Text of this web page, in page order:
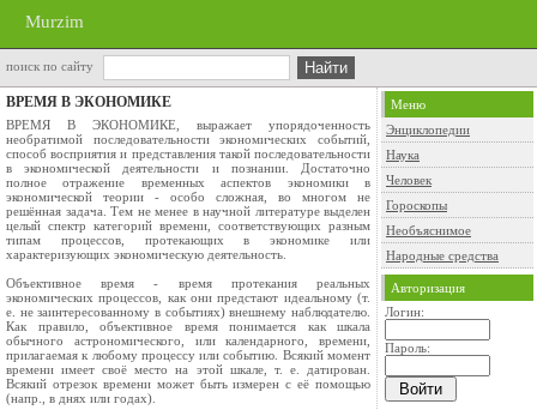
Murzim
поиск по сайту
ВРЕМЯ В ЭКОНОМИКЕ
ВРЕМЯ В ЭКОНОМИКЕ, выражает упорядоченность
необратимой последовательности экономических событий,
способ восприятия и представления такой последовательности
в экономической деятельности и познании. Достаточно
полное отражение временных аспектов экономики в
экономической теории - особо сложная, во многом не
решённая задача. Тем не менее в научной литературе выделен
целый спектр категорий времени, соответствующих разным
типам процессов, протекающих в экономике или
характеризующих экономическую деятельность.
Объективное время - время протекания реальных
экономических процессов, как они предстают идеальному (т.
е. не заинтересованному в событиях) внешнему наблюдателю.
Как правило, объективное время понимается как шкала
обычного астрономического, или календарного, времени,
прилагаемая к любому процессу или событию. Всякий момент
времени имеет своё место на этой шкале, т. е. датирован.
Всякий отрезок времени может быть измерен с её помощью
(напр., в днях или годах).
Меню
Энциклопедии
Наука
Человек
Гороскопы
Необъяснимое
Народные средства
Авторизация
Логин:
Пароль: